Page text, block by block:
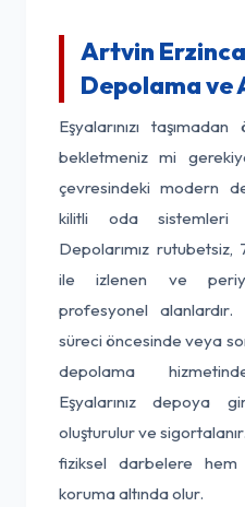
Artvin
Depolama ve
Eşyalarınızı
bekletmeniz mi
çevresindeki modern
kilitli oda sistemleri
Depolarımız
ile izlenen ve
profesyonel
süreci öncesinde veya
depolama
Eşyalarınız depoya
oluşturulur ve
fiziksel darbelere hem
koruma altında olur.